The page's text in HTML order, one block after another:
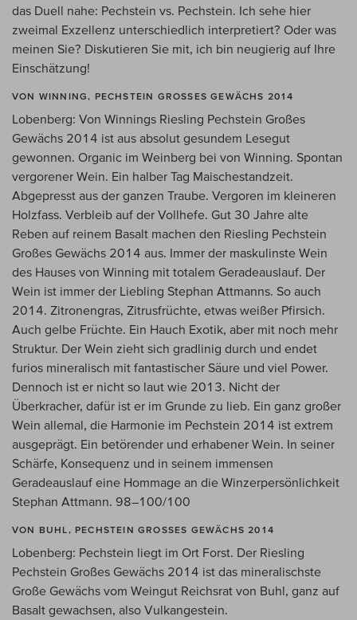
das Duell nahe: Pechstein vs. Pechstein. Ich sehe hier
zweimal Exzellenz unterschiedlich interpretiert? Oder was
meinen Sie? Diskutieren Sie mit, ich bin neugierig auf Ihre
Einschätzung!
VON WINNING, PECHSTEIN GROSSES GEWÄCHS 2014
Lobenberg: Von Winnings Riesling Pechstein Großes
Gewächs 2014 ist aus absolut gesundem Lesegut
gewonnen. Organic im Weinberg bei von Winning. Spontan
vergorener Wein. Ein halber Tag Maischestandzeit.
Abgepresst aus der ganzen Traube. Vergoren im kleineren
Holzfass. Verbleib auf der Vollhefe. Gut 30 Jahre alte
Reben auf reinem Basalt machen den Riesling Pechstein
Großes Gewächs 2014 aus. Immer der maskulinste Wein
des Hauses von Winning mit totalem Geradeauslauf. Der
Wein ist immer der Liebling Stephan Attmanns. So auch
2014. Zitronengras, Zitrusfrüchte, etwas weißer Pfirsich.
Auch gelbe Früchte. Ein Hauch Exotik, aber mit noch mehr
Struktur. Der Wein zieht sich gradlinig durch und endet
furios mineralisch mit fantastischer Säure und viel Power.
Dennoch ist er nicht so laut wie 2013. Nicht der
Überkracher, dafür ist er im Grunde zu lieb. Ein ganz großer
Wein allemal, die Harmonie im Pechstein 2014 ist extrem
ausgeprägt. Ein betörender und erhabener Wein. In seiner
Schärfe, Konsequenz und in seinem immensen
Geradeauslauf eine Hommage an die Winzerpersönlichkeit
Stephan Attmann. 98–100/100
VON BUHL, PECHSTEIN GROSSES GEWÄCHS 2014
Lobenberg: Pechstein liegt im Ort Forst. Der Riesling
Pechstein Großes Gewächs 2014 ist das mineralischste
Große Gewächs vom Weingut Reichsrat von Buhl, ganz auf
Basalt gewachsen, also Vulkangestein.